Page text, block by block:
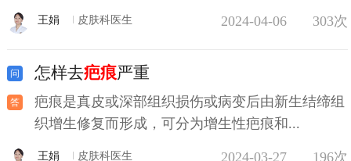
王娟 皮肤科医生 2024-04-06 303次
怎样去疤痕严重
疤痕是真皮或深部组织损伤或病变后由新生结缔组
织增生修复而形成，可分为增生性疤痕和...
王娟 皮肤科医生 2024-03-27 196次